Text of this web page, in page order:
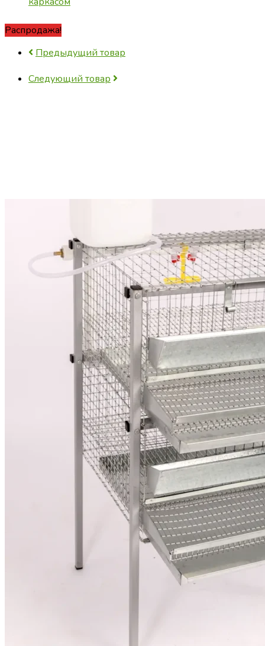
Распродажа!
Предыдущий товар
Следующий товар